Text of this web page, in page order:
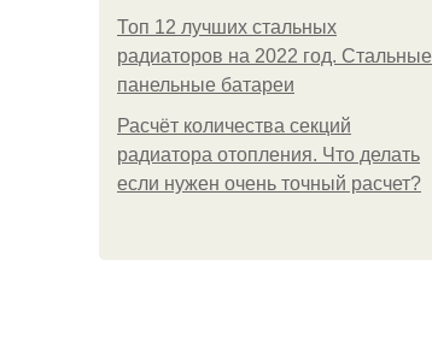
Топ 12 лучших стальных
радиаторов на 2022 год. Стальные
панельные батареи
Расчёт количества секций
радиатора отопления. Что делать
если нужен очень точный расчет?